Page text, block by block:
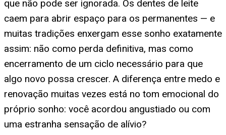
que não pode ser ignorada. Os dentes de leite
caem para abrir espaço para os permanentes — e
muitas tradições enxergam esse sonho exatamente
assim: não como perda definitiva, mas como
encerramento de um ciclo necessário para que
algo novo possa crescer. A diferença entre medo e
renovação muitas vezes está no tom emocional do
próprio sonho: você acordou angustiado ou com
uma estranha sensação de alívio?